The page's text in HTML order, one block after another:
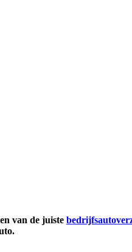
van de juiste